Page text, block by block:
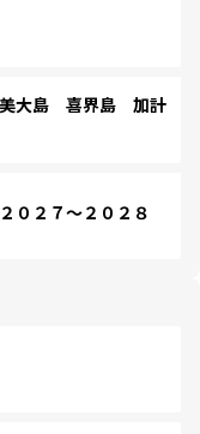
大島 喜界島 加計
２７～２０２８